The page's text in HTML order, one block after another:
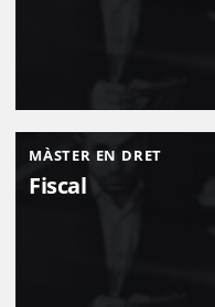
MÀSTER EN DRET
Fiscal